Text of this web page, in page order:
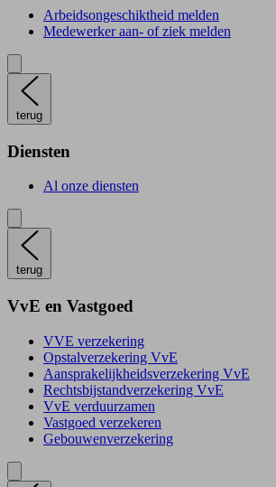
Arbeidsongeschiktheid melden
Medewerker aan- of ziek melden
terug
Diensten
Al onze diensten
terug
VvE en Vastgoed
VVE verzekering
Opstalverzekering VvE
Aansprakelijkheidsverzekering VvE
Rechtsbijstandverzekering VvE
VvE verduurzamen
Vastgoed verzekeren
Gebouwenverzekering